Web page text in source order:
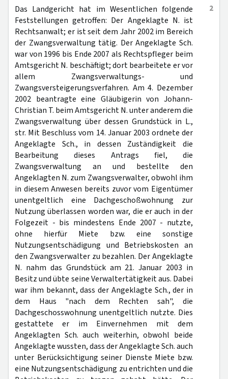
2
Das Landgericht hat im Wesentlichen folgende
Feststellungen getroffen: Der Angeklagte N. ist
Rechtsanwalt; er ist seit dem Jahr 2002 im Bereich
der Zwangsverwaltung tätig. Der Angeklagte Sch.
war von 1996 bis Ende 2007 als Rechtspfleger beim
Amtsgericht N. beschäftigt; dort bearbeitete er vor
allem Zwangsverwaltungs- und
Zwangsversteigerungsverfahren. Am 4. Dezember
2002 beantragte eine Gläubigerin von Johann-
Christian T. beim Amtsgericht N. unter anderem die
Zwangsverwaltung über dessen Grundstück in L.,
str. Mit Beschluss vom 14. Januar 2003 ordnete der
Angeklagte Sch., in dessen Zuständigkeit die
Bearbeitung dieses Antrags fiel, die
Zwangsverwaltung an und bestellte den
Angeklagten N. zum Zwangsverwalter, obwohl ihm
in diesem Anwesen bereits zuvor vom Eigentümer
unentgeltlich eine Dachgeschoßwohnung zur
Nutzung überlassen worden war, die er auch in der
Folgezeit - bis mindestens Ende 2007 - nutzte,
ohne hierfür Miete bzw. eine sonstige
Nutzungsentschädigung und Betriebskosten an
den Zwangsverwalter zu bezahlen. Der Angeklagte
N. nahm das Grundstück am 21. Januar 2003 in
Besitz und übte seine Verwaltertätigkeit aus. Dabei
war ihm bekannt, dass der Angeklagte Sch., der in
dem Haus "nach dem Rechten sah", die
Dachgeschosswohnung unentgeltlich nutzte. Dies
gestattete er im Einvernehmen mit dem
Angeklagten Sch. auch weiterhin, obwohl beide
Angeklagte wussten, dass der Angeklagte Sch. auch
unter Berücksichtigung seiner Dienste Miete bzw.
eine Nutzungsentschädigung zu entrichten und die